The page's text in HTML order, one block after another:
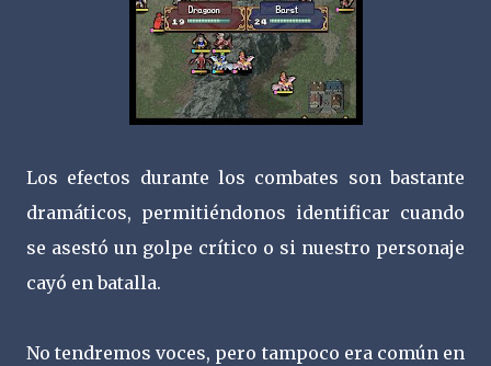
Los efectos durante los combates son bastante
dramáticos, permitiéndonos identificar cuando
se asestó un golpe crítico o si nuestro personaje
cayó en batalla.
No tendremos voces, pero tampoco era común en